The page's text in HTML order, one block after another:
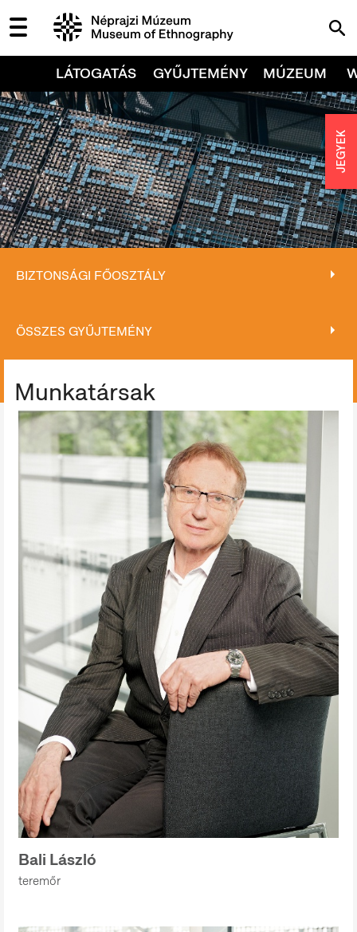
LÁTOGATÁS GYŰJTEMÉNY MÚZEUM
BIZTONSÁGI FŐOSZTÁLY
ÖSSZES GYŰJTEMÉNY
Munkatársak
Bali László
teremőr
JEGYEK